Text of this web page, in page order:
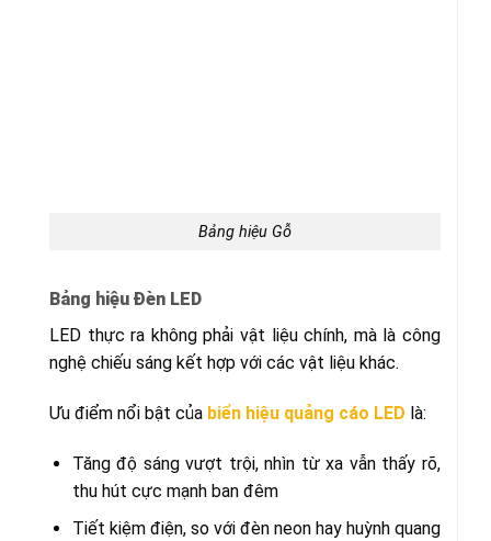
Bảng hiệu Gỗ
Bảng hiệu Đèn LED
LED thực ra không phải vật liệu chính, mà là công
nghệ chiếu sáng kết hợp với các vật liệu khác.
Ưu điểm nổi bật của biển hiệu quảng cáo LED là:
Tăng độ sáng vượt trội, nhìn từ xa vẫn thấy rõ,
thu hút cực mạnh ban đêm
Tiết kiệm điện, so với đèn neon hay huỳnh quang